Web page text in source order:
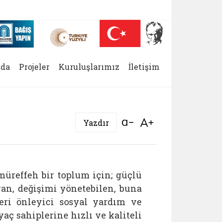
sekmede açılır)
On Yılı (yeni sekmede açılır)
Darülaceze bağış sayfası (yeni sekmede açılır)
Projeler Kuruluşlarımız İletişim
Yazdır Bağlantıyı aç
bir toplum için; güçlü
değişimi yönetebilen, buna
önleyici sosyal yardım ve
sahiplerine hızlı ve kaliteli